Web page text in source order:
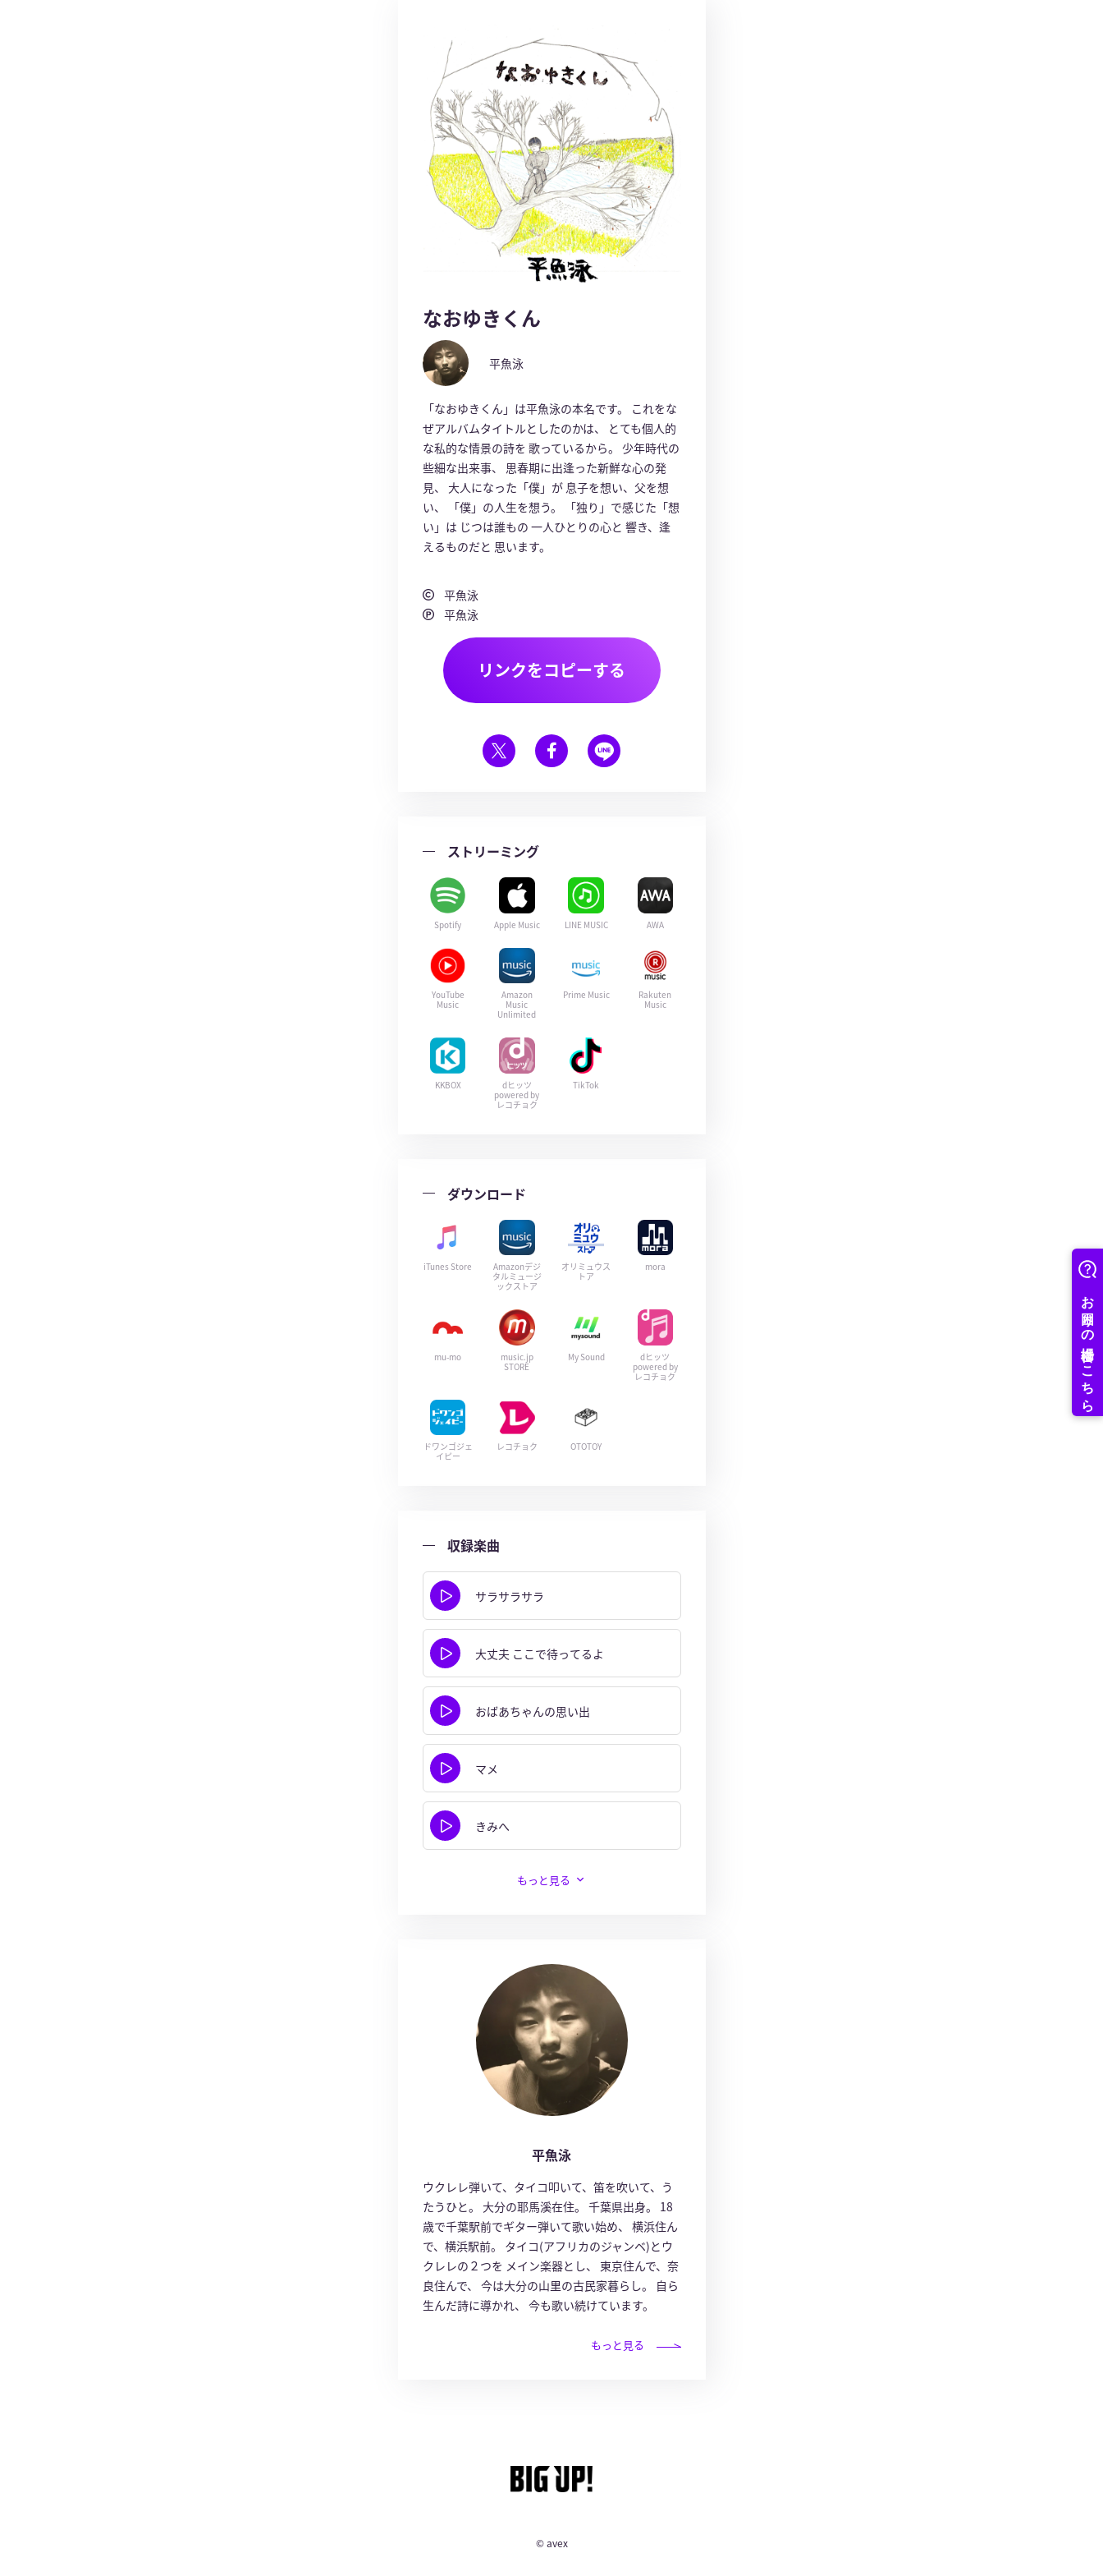
なおゆきくん
平魚泳
「なおゆきくん」は平魚泳の本名です。 これをな
ぜアルバムタイトルとしたのかは、 とても個人的
な私的な情景の詩を 歌っているから。 少年時代の
些細な出来事、 思春期に出逢った新鮮な心の発
見、 大人になった「僕」が 息子を想い、父を想
い、 「僕」の人生を想う。 「独り」で感じた「想
い」は じつは誰もの 一人ひとりの心と 響き、逢
えるものだと 思います。
平魚泳
平魚泳
リンクをコピーする
ストリーミング
Spotify Apple Music LINE MUSIC AWA
YouTube
Music
Amazon
Music
Unlimited
Prime Music
Rakuten
Music
KKBOX
dヒッツ
powered by
レコチョク
TikTok
ダウンロード
iTunes Store
Amazonデジ
タルミュージ
ックストア
オリミュウス
トア
mora
mu-mo
music.jp
STORE
My Sound
dヒッツ
powered by
レコチョク
ドワンゴジェ
イピー
レコチョク OTOTOY
収録楽曲
サラサラサラ
大丈夫 ここで待ってるよ
おばあちゃんの思い出
マメ
きみへ
もっと見る
平魚泳
ウクレレ弾いて、タイコ叩いて、笛を吹いて、う
たうひと。 大分の耶馬溪在住。 千葉県出身。 18
歳で千葉駅前でギター弾いて歌い始め、 横浜住ん
で、横浜駅前。 タイコ(アフリカのジャンベ)とウ
クレレの２つを メイン楽器とし、 東京住んで、奈
良住んで、 今は大分の山里の古民家暮らし。 自ら
生んだ詩に導かれ、 今も歌い続けています。
もっと見る
© avex